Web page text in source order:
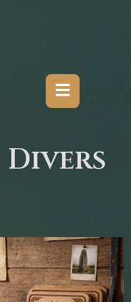
Divers